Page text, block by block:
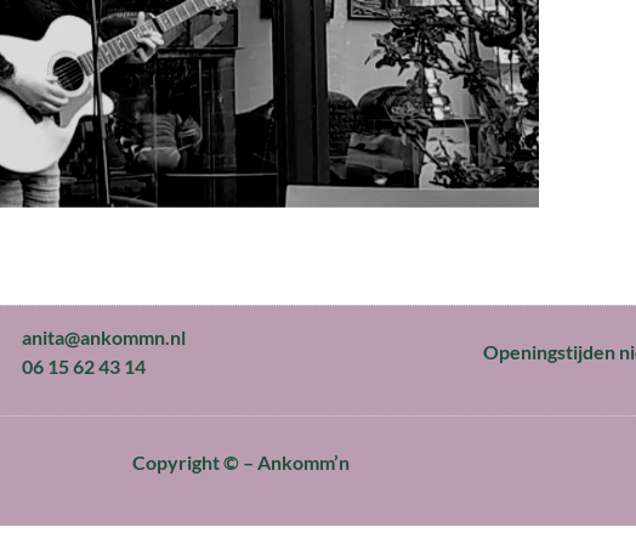
anita@ankommn.nl
06 15 62 43 14
Openingstijden
Copyright © – Ankomm’n